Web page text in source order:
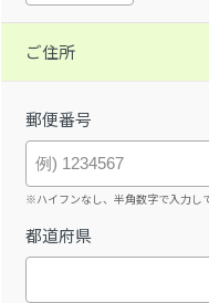
ご住所
郵便番号
※ハイフンなし、半角数字で入力し
都道府県